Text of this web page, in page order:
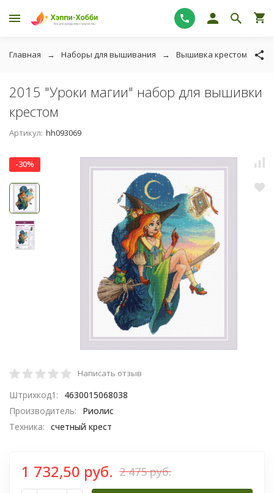
Главная Наборы для вышивания Вышивка крестом
2015 "Уроки магии" набор для вышивки
крестом
Артикул: hh093069
-30%
Написать отзыв
Штрихкод1:
4630015068038
Производитель:
Риолис
Техника: счетный крест
1 732,50 руб. 2 475 руб.